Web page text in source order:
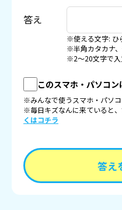
答え
※使える文字: ひ
※半角カタカナ
※2〜20文字で入
このスマホ・パソコン
※みんなで使うスマホ・パソ
※毎日キズなんに来ていると、
くはコチラ
答え